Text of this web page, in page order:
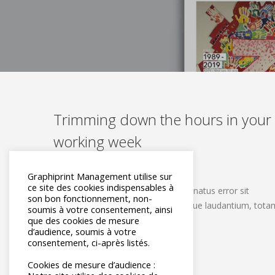
Trimming down the hours in your
working week
Sed ut perspiciatis unde omnis iste natus error sit
voluptatem accusantium doloremque laudantium,
rem…
LIRE LA SUITE
Graphiprint Management utilise sur
ce site des cookies indispensables à
son bon fonctionnement, non-
soumis à votre consentement, ainsi
que des cookies de mesure
d’audience, soumis à votre
consentement, ci-après listés.
Cookies de mesure d’audience :